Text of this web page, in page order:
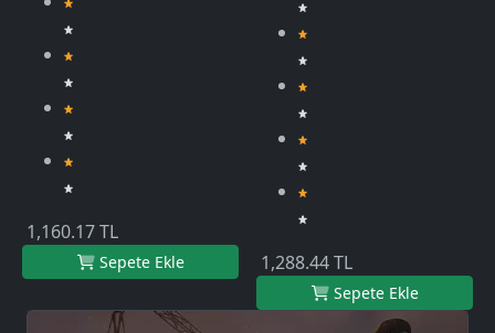
1,160.17 TL
Sepete Ekle 1,288.44 TL
Sepete Ekle